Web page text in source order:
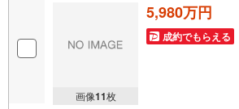
画像11枚
5,980万円
成約でもらえる